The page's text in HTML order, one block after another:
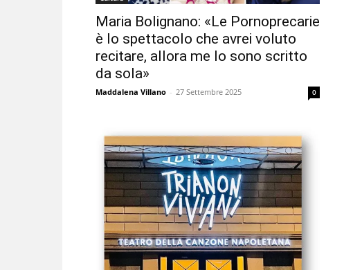
Maria Bolignano: «Le Pornoprecarie
è lo spettacolo che avrei voluto
recitare, allora me lo sono scritto
da sola»
Maddalena Villano - 27 Settembre 2025 0